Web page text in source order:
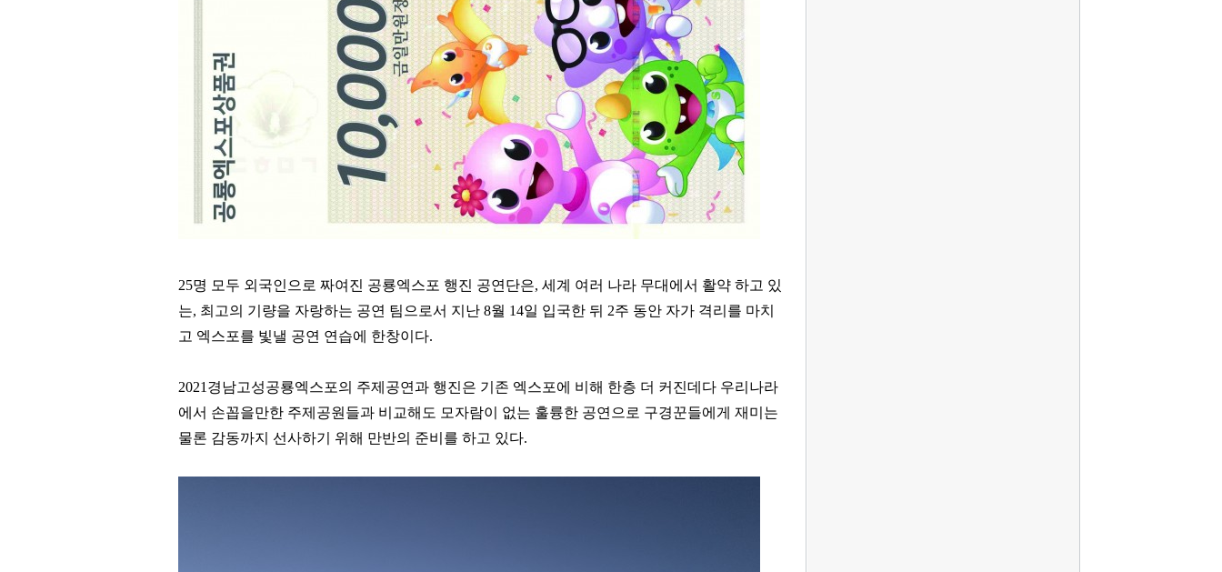
25명 모두 외국인으로 짜여진 공룡엑스포 행진 공연단은, 세계 여러 나라 무대에서 활약 하고 있
는, 최고의 기량을 자랑하는 공연 팀으로서 지난 8월 14일 입국한 뒤 2주 동안 자가 격리를 마치
고 엑스포를 빛낼 공연 연습에 한창이다.
2021 경남고성공룡엑스포의 주제공연과 행진은 기존 엑스포에 비해 한층 더 커진데다 우리나라
에서 손꼽을만한 주제공원들과 비교해도 모자람이 없는 훌륭한 공연으로 구경꾼들에게 재미는
물론 감동까지 선사하기 위해 만반의 준비를 하고 있다.